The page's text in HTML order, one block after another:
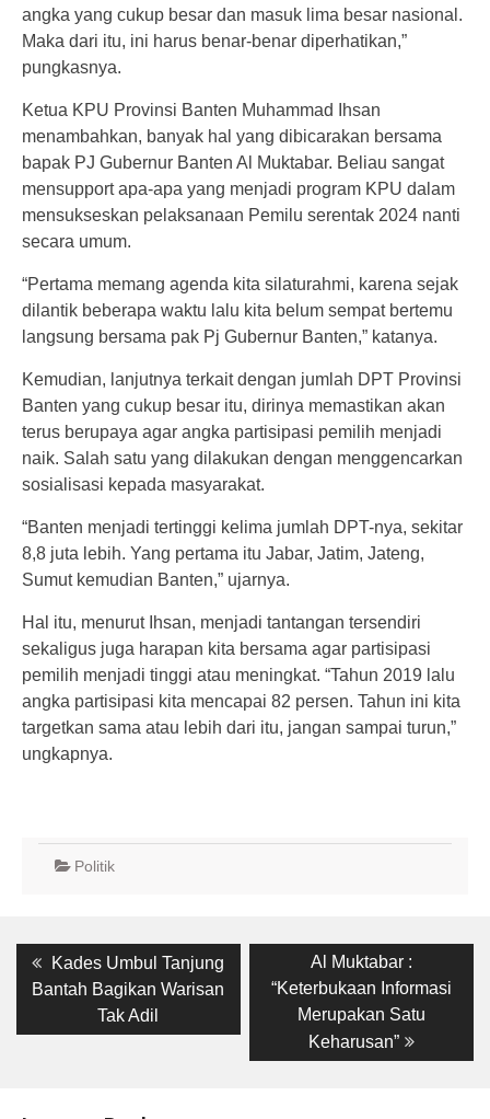
angka yang cukup besar dan masuk lima besar nasional.
Maka dari itu, ini harus benar-benar diperhatikan,”
pungkasnya.
Ketua KPU Provinsi Banten Muhammad Ihsan
menambahkan, banyak hal yang dibicarakan bersama
bapak PJ Gubernur Banten Al Muktabar. Beliau sangat
mensupport apa-apa yang menjadi program KPU dalam
mensukseskan pelaksanaan Pemilu serentak 2024 nanti
secara umum.
“Pertama memang agenda kita silaturahmi, karena sejak
dilantik beberapa waktu lalu kita belum sempat bertemu
langsung bersama pak Pj Gubernur Banten,” katanya.
Kemudian, lanjutnya terkait dengan jumlah DPT Provinsi
Banten yang cukup besar itu, dirinya memastikan akan
terus berupaya agar angka partisipasi pemilih menjadi
naik. Salah satu yang dilakukan dengan menggencarkan
sosialisasi kepada masyarakat.
“Banten menjadi tertinggi kelima jumlah DPT-nya, sekitar
8,8 juta lebih. Yang pertama itu Jabar, Jatim, Jateng,
Sumut kemudian Banten,” ujarnya.
Hal itu, menurut Ihsan, menjadi tantangan tersendiri
sekaligus juga harapan kita bersama agar partisipasi
pemilih menjadi tinggi atau meningkat. “Tahun 2019 lalu
angka partisipasi kita mencapai 82 persen. Tahun ini kita
targetkan sama atau lebih dari itu, jangan sampai turun,”
ungkapnya.
Politik
Post
navigation
Previous
post:
Kades Umbul Tanjung
Bantah Bagikan Warisan
Tak Adil
Next
post:
Al Muktabar :
“Keterbukaan Informasi
Merupakan Satu
Keharusan”